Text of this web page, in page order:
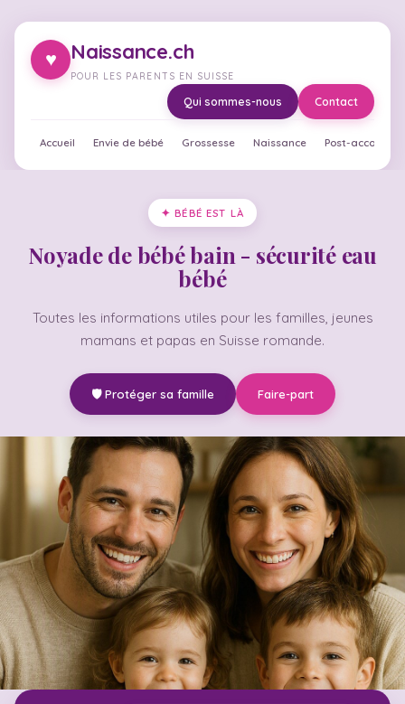
♥ Naissance.ch
POUR LES PARENTS EN SUISSE
Accueil Envie de bébé Grossesse Naissance Post-
Qui sommes-nous Contact
✦ BÉBÉ EST LÀ
Noyade de bébé bain - sécurité eau
bébé
Toutes les informations utiles pour les familles, jeunes
mamans et papas en Suisse romande.
🛡️ Protéger sa famille Faire-part